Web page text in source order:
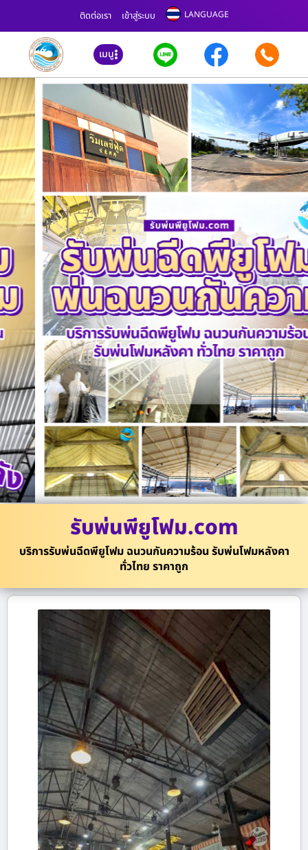
ติดต่อเรา เข้าสู่ระบบ LANGUAGE
เมนู
รับพ่นพียูโฟม.com
บริการรับพ่นฉีดพียูโฟม ฉนวนกันความร้อน รับพ่นโฟมหลังคา
ทั่วไทย ราคาถูก